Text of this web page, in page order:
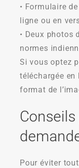
• Formulaire
ligne ou en
• Deux photos
normes
Si vous optez
téléchargée
format de
Pour éviter